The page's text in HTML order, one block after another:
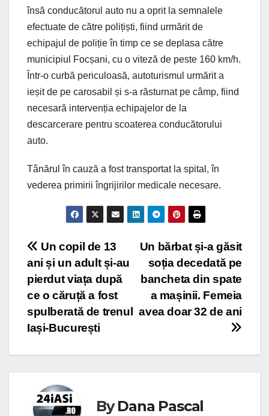
însă conducătorul auto nu a oprit la semnalele
efectuate de către polițiști, fiind urmărit de
echipajul de poliție în timp ce se deplasa către
municipiul Focșani, cu o viteză de peste 160 km/h.
Într-o curbă periculoasă, autoturismul urmărit a
ieșit de pe carosabil și s-a răsturnat pe câmp, fiind
necesară intervenția echipajelor de la
descarcerare pentru scoaterea conducătorului
auto.
Tânărul în cauză a fost transportat la spital, în
vederea primirii îngrijirilor medicale necesare.
Post
navigation
Un bărbat și-a găsit
soția decedată pe
bancheta din spate
a mașinii. Femeia
avea doar 32 de ani
Un copil de 13
ani și un adult și-au
pierdut viața după
ce o căruță a fost
spulberată de trenul
Iași-București
ByDana Pascal